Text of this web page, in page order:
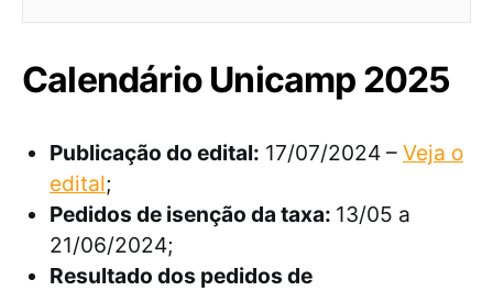
Calendário Unicamp 2025
Publicação do edital: 17/07/2024 – Veja o
edital;
Pedidos de isenção da taxa: 13/05 a
21/06/2024;
Resultado dos pedidos de